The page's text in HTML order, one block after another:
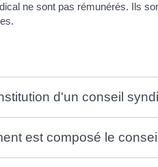
ne sont pas rémunérés. Ils
d'un conseil
est composé le